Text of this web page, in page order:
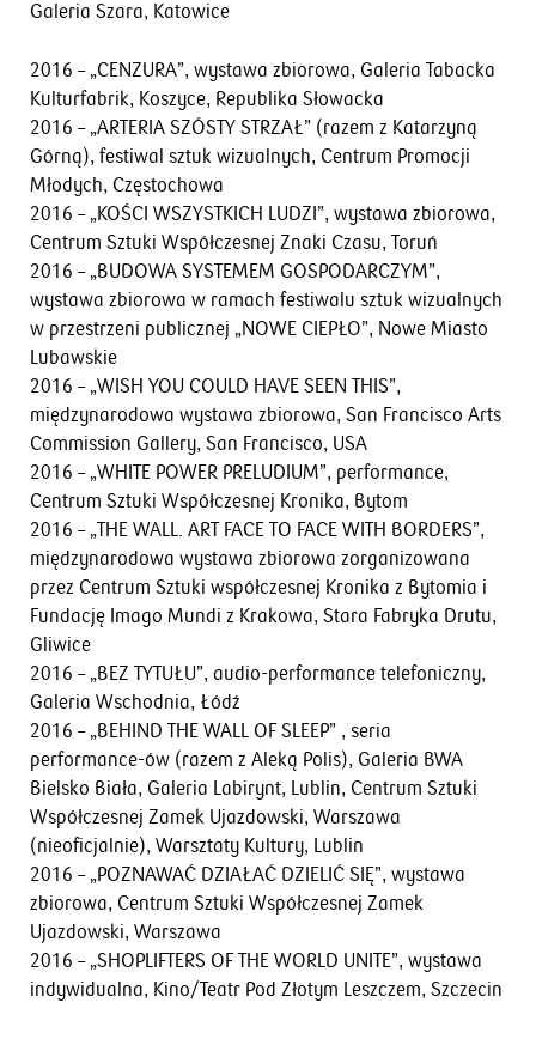
Galeria Szara, Katowice
2016 – „CENZURA”, wystawa zbiorowa, Galeria Tabacka
Kulturfabrik, Koszyce, Republika Słowacka
2016 – „ARTERIA SZÓSTY STRZAŁ” (razem z Katarzyną
Górną), festiwal sztuk wizualnych, Centrum Promocji
Młodych, Częstochowa
2016 – „KOŚCI WSZYSTKICH LUDZI”, wystawa zbiorowa,
Centrum Sztuki Współczesnej Znaki Czasu, Toruń
2016 – „BUDOWA SYSTEMEM GOSPODARCZYM”,
wystawa zbiorowa w ramach festiwalu sztuk wizualnych
w przestrzeni publicznej „NOWE CIEPŁO”, Nowe Miasto
Lubawskie
2016 – „WISH YOU COULD HAVE SEEN THIS”,
międzynarodowa wystawa zbiorowa, San Francisco Arts
Commission Gallery, San Francisco, USA
2016 – „WHITE POWER PRELUDIUM”, performance,
Centrum Sztuki Współczesnej Kronika, Bytom
2016 – „THE WALL. ART FACE TO FACE WITH BORDERS”,
międzynarodowa wystawa zbiorowa zorganizowana
przez Centrum Sztuki współczesnej Kronika z Bytomia i
Fundację Imago Mundi z Krakowa, Stara Fabryka Drutu,
Gliwice
2016 – „BEZ TYTUŁU”, audio-performance telefoniczny,
Galeria Wschodnia, Łódź
2016 – „BEHIND THE WALL OF SLEEP” , seria
performance-ów (razem z Aleką Polis), Galeria BWA
Bielsko Biała, Galeria Labirynt, Lublin, Centrum Sztuki
Współczesnej Zamek Ujazdowski, Warszawa
(nieoficjalnie), Warsztaty Kultury, Lublin
2016 – „POZNAWAĆ DZIAŁAĆ DZIELIĆ SIĘ”, wystawa
zbiorowa, Centrum Sztuki Współczesnej Zamek
Ujazdowski, Warszawa
2016 – „SHOPLIFTERS OF THE WORLD UNITE”, wystawa
indywidualna, Kino/Teatr Pod Złotym Leszczem, Szczecin